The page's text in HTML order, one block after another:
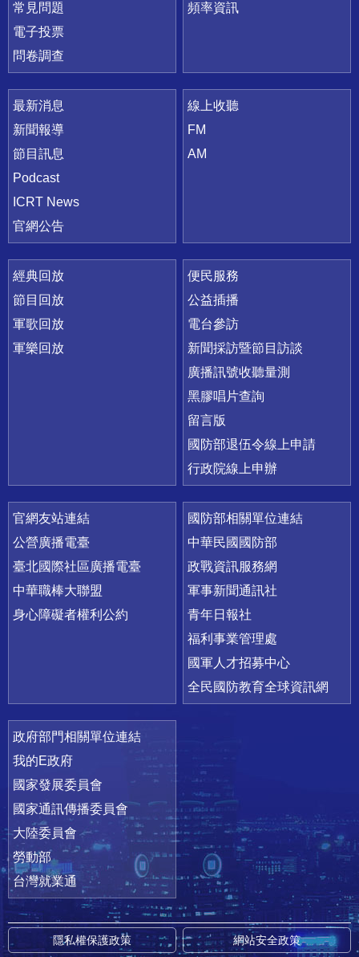
常見問題
電子投票
問卷調查
頻率資訊
最新消息
新聞報導
節目訊息
Podcast
ICRT News
官網公告
線上收聽
FM
AM
經典回放
節目回放
軍歌回放
軍樂回放
便民服務
公益插播
電台參訪
新聞採訪暨節目訪談
廣播訊號收聽量測
黑膠唱片查詢
留言版
國防部退伍令線上申請
行政院線上申辦
官網友站連結
公營廣播電臺
臺北國際社區廣播電臺
中華職棒大聯盟
身心障礙者權利公約
國防部相關單位連結
中華民國國防部
政戰資訊服務網
軍事新聞通訊社
青年日報社
福利事業管理處
國軍人才招募中心
全民國防教育全球資訊網
政府部門相關單位連結
我的E政府
國家發展委員會
國家通訊傳播委員會
大陸委員會
勞動部
台灣就業通
隱私權保護政策 網站安全政策